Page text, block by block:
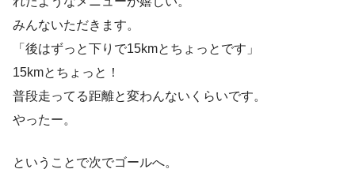
みんないただきます。
「後はずっと下りで15kmとちょっとです」
15kmとちょっと！
普段走ってる距離と変わんないくらいです。
やったー。
ということで次でゴールへ。